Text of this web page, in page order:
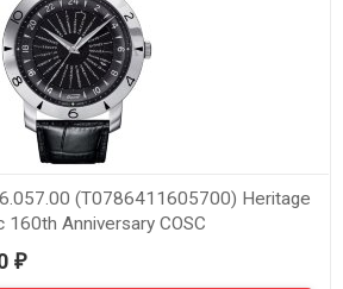
(T0786411605700) Heritage
160th Anniversary COSC
₽